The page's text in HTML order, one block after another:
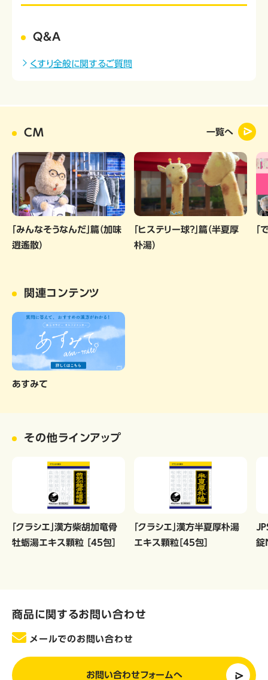
Q&A
くすり全般に関するご質問
CM 一覧へ
「みんなそうなんだ」篇（加味
逍遙散）
「ヒステリー球？」篇（半夏厚
朴湯）
「
関連コンテンツ
あすみて
その他ラインアップ
「クラシエ」漢方柴胡加竜骨
牡蛎湯エキス顆粒 ［45包］
「クラシエ」漢方半夏厚朴湯
エキス顆粒［45包］
Ｊ
錠
商品に関するお問い合わせ
メールでのお問い合わせ
お問い合わせフォームへ